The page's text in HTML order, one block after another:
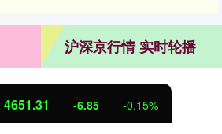
沪深京行情 实时轮播
4651.31 -6.85 -0.15%